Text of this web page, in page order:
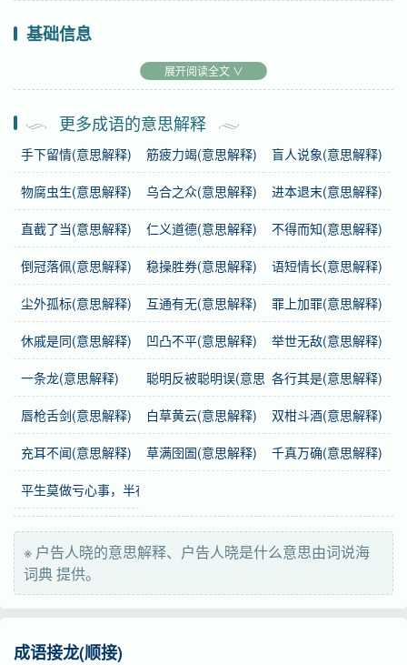
基础信息
hù gào rén xiǎo
注音
ㄏㄨˋ ㄍㄠˋ ㄖㄣˊ ㄒ一ㄠˇ
繁体 户告人暁
感情 户告人晓是中性词。
用法 联合式；作谓语、定语；指让每家每人都知道。
近义词 家喻户晓
英语 make known to every household
字义分解
户 告 人 晓
展开阅读全文 ∨
更多成语的意思解释
手下留情(意思解释) 筋疲力竭(意思解释) 盲人说象(意思解释)
物腐虫生(意思解释) 乌合之众(意思解释) 进本退末(意思解释)
直截了当(意思解释) 仁义道德(意思解释) 不得而知(意思解释)
倒冠落佩(意思解释) 稳操胜券(意思解释) 语短情长(意思解释)
尘外孤标(意思解释) 互通有无(意思解释) 罪上加罪(意思解释)
休戚是同(意思解释) 凹凸不平(意思解释) 举世无敌(意思解释)
一条龙(意思解释) 聪明反被聪明误(意思解释)各行其是(意思解释)
唇枪舌剑(意思解释) 白草黄云(意思解释) 双柑斗酒(意思解释)
充耳不闻(意思解释) 草满囹圄(意思解释) 千真万确(意思解释)
平生莫做亏心事，半夜敲门不吃惊(意思解释)
※ 户告人晓的意思解释、户告人晓是什么意思由词说海
词典 提供。
成语接龙(顺接)